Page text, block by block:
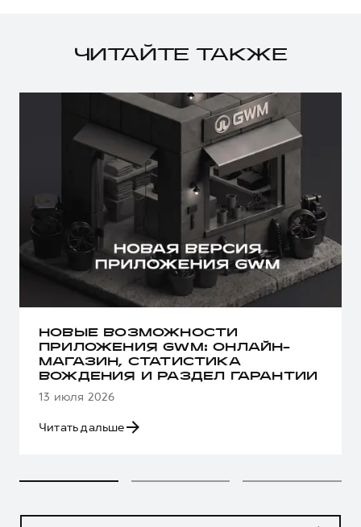
ЧИТАЙТЕ ТАКЖЕ
НОВЫЕ ВОЗМОЖНОСТИ
ПРИЛОЖЕНИЯ GWM: ОНЛАЙН-
МАГАЗИН, СТАТИСТИКА
ВОЖДЕНИЯ И РАЗДЕЛ ГАРАНТИИ
13 июля 2026
Читать дальше